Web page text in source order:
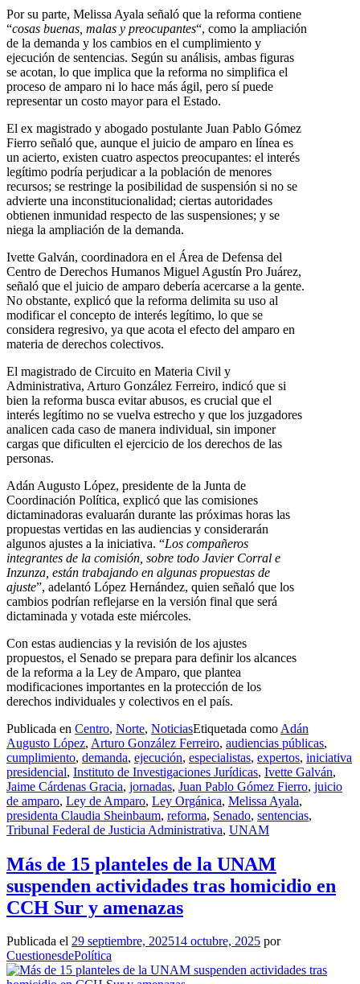
Por su parte, Melissa Ayala señaló que la reforma contiene
“cosas buenas, malas y preocupantes“, como la ampliación
de la demanda y los cambios en el cumplimiento y
ejecución de sentencias. Según su análisis, ambas figuras
se acotan, lo que implica que la reforma no simplifica el
proceso de amparo ni lo hace más ágil, pero sí puede
representar un costo mayor para el Estado.
El ex magistrado y abogado postulante Juan Pablo Gómez
Fierro señaló que, aunque el juicio de amparo en línea es
un acierto, existen cuatro aspectos preocupantes: el interés
legítimo podría perjudicar a la población de menores
recursos; se restringe la posibilidad de suspensión si no se
advierte una inconstitucionalidad; ciertas autoridades
obtienen inmunidad respecto de las suspensiones; y se
niega la ampliación de la demanda.
Ivette Galván, coordinadora en el Área de Defensa del
Centro de Derechos Humanos Miguel Agustín Pro Juárez,
señaló que el juicio de amparo debería acercarse a la gente.
No obstante, explicó que la reforma delimita su uso al
modificar el concepto de interés legítimo, lo que se
considera regresivo, ya que acota el efecto del amparo en
materia de derechos colectivos.
El magistrado de Circuito en Materia Civil y
Administrativa, Arturo González Ferreiro, indicó que si
bien la reforma busca evitar abusos, es crucial que el
interés legítimo no se vuelva estrecho y que los juzgadores
analicen cada caso de manera individual, sin imponer
cargas que dificulten el ejercicio de los derechos de las
personas.
Adán Augusto López, presidente de la Junta de
Coordinación Política, explicó que las comisiones
dictaminadoras evaluarán durante las próximas horas las
propuestas vertidas en las audiencias y considerarán
algunos ajustes a la iniciativa. “Los compañeros
integrantes de la comisión, sobre todo Javier Corral e
Inzunza, están trabajando en algunas propuestas de
ajuste”, adelantó López Hernández, quien señaló que los
cambios podrían reflejarse en la versión final que será
dictaminada y votada este miércoles.
Con estas audiencias y la revisión de los ajustes
propuestos, el Senado se prepara para definir los alcances
de la reforma a la Ley de Amparo, que plantea
modificaciones importantes en la protección de los
derechos individuales y colectivos en el país.
Publicada en Centro, Norte, NoticiasEtiquetada como Adán
Augusto López, Arturo González Ferreiro, audiencias públicas,
cumplimiento, demanda, ejecución, especialistas, expertos, iniciativa
presidencial, Instituto de Investigaciones Jurídicas, Ivette Galván,
Jaime Cárdenas Gracia, jornadas, Juan Pablo Gómez Fierro, juicio
de amparo, Ley de Amparo, Ley Orgánica, Melissa Ayala,
presidenta Claudia Sheinbaum, reforma, Senado, sentencias,
Tribunal Federal de Justicia Administrativa, UNAM
Más de 15 planteles de la UNAM
suspenden actividades tras homicidio en
CCH Sur y amenazas
Publicada el 29 septiembre, 202514 octubre, 2025 por
CuestionesdePolítica